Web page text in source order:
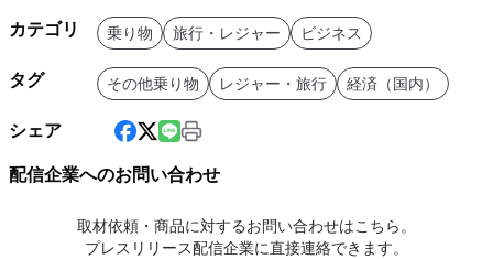
カテゴリ 乗り物 旅行・レジャー ビジネス
タグ その他乗り物 レジャー・旅行 経済（国内）
シェア
配信企業へのお問い合わせ
取材依頼・商品に対するお問い合わせはこちら。
プレスリリース配信企業に直接連絡できます。